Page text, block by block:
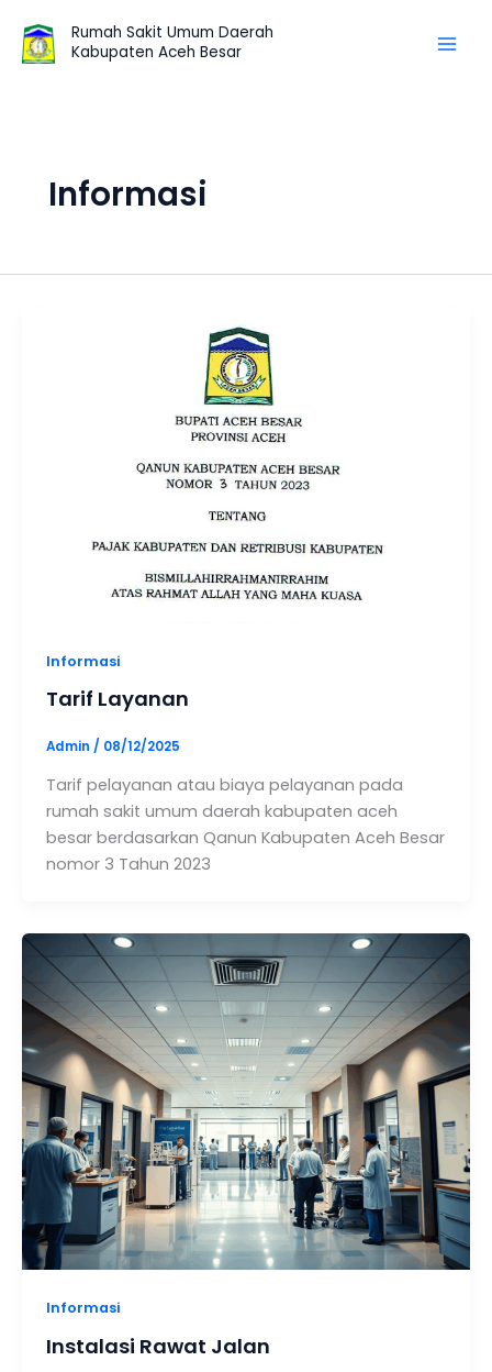
content
Rumah Sakit Umum Daerah
Kabupaten Aceh Besar
Informasi
Informasi
Tarif Layanan
Admin / 08/12/2025
Tarif pelayanan atau biaya pelayanan pada
rumah sakit umum daerah kabupaten aceh
besar berdasarkan Qanun Kabupaten Aceh Besar
nomor 3 Tahun 2023
Informasi
Instalasi Rawat Jalan